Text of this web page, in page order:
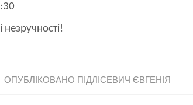
ОПУБЛІКОВАНО ПІДЛІСЕВИЧ ЄВГЕНІЯ